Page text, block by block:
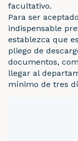
facultativo.
Para ser
indispensable
establezca que
pliego de
documentos,
llegar al
mínimo de tres